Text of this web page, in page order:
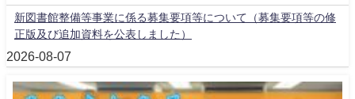
新図書館整備等事業に係る募集要項等について（募集要項等の修
正版及び追加資料を公表しました）
2026-08-07